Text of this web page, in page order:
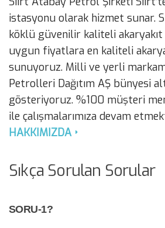
istasyonu olarak hizmet sunar.
köklü güvenilir kaliteli
uygun fiyatlara en kaliteli
sunuyoruz. Milli ve yerli
Petrolleri Dağıtım AŞ bünyesi
gösteriyoruz. %100 müşteri
ile çalışmalarımıza devam
HAKKIMIZDA
Sıkça Sorulan Sorular
SORU-1?